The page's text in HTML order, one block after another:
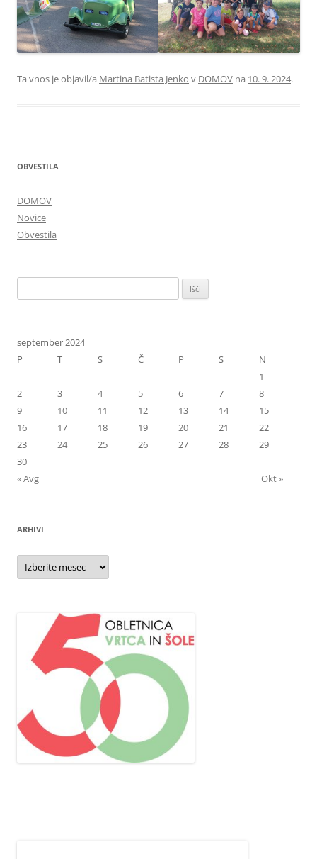
Ta vnos je objavil/a Martina Batista Jenko v DOMOV na 10. 9. 2024.
OBVESTILA
DOMOV
Novice
Obvestila
september 2024
P
T S Č P S
N
1
2
3 4 5 6 7
8
9
10 11 12 13 14
15
16
17 18 19 20 21
22
23
24 25 26 27 28
29
30
« Avg
Okt »
ARHIVI
Arhivi